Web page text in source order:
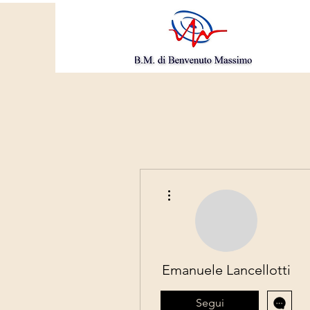
Emanuele Lancellotti
Segui